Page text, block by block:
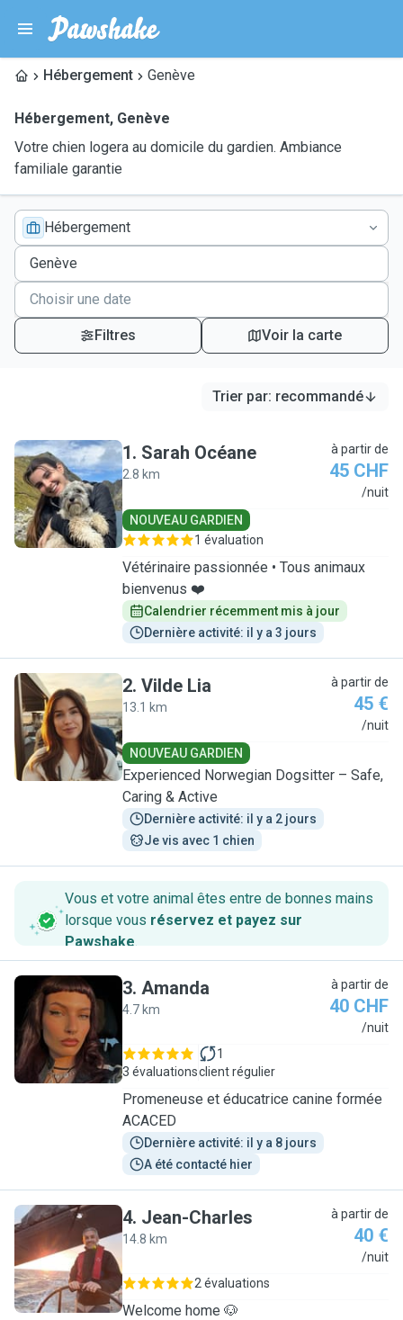
Hébergement Genève
Hébergement, Genève
Votre chien logera au domicile du gardien. Ambiance
familiale garantie
Hébergement
Filtres Voir la carte
Trier par: recommandé
S
1. Sarah Océane
2.8 km
à partir de
45 CHF
/nuit
NOUVEAU GARDIEN
1 évaluation
Vétérinaire passionnée • Tous animaux
bienvenus ❤️
Calendrier récemment mis à jour
Dernière activité: il y a 3 jours
V
2. Vilde Lia
13.1 km
à partir de
45 €
/nuit
NOUVEAU GARDIEN
Experienced Norwegian Dogsitter – Safe,
Caring & Active
Dernière activité: il y a 2 jours
Je vis avec 1 chien
Vous et votre animal êtes entre de bonnes mains
lorsque vous réservez et payez sur
Pawshake.
A
3. Amanda
4.7 km
à partir de
40 CHF
/nuit
3 évaluations
1
client régulier
Promeneuse et éducatrice canine formée
ACACED
Dernière activité: il y a 8 jours
A été contacté hier
J
4. Jean-Charles
14.8 km
à partir de
40 €
/nuit
2 évaluations
Welcome home 🐶